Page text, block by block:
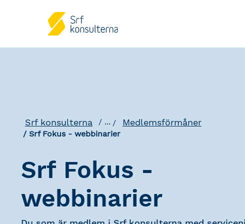
Srf konsulterna ... Medlemsförmåner
Srf Fokus - webbinarier
Srf Fokus -
webbinarier